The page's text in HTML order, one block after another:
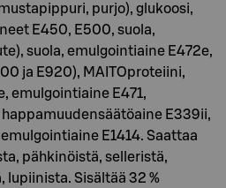
purjo), glukoosi,
E450, E500, suola,
suola, emulgointiaine E472e,
ja E920), MAITOproteiini,
emulgointiaine E471,
E339ii,
E1414. Saattaa
pähkinöistä, selleristä,
lupiinista. Sisältää 32 %